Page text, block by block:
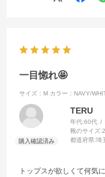
一目惚れ🤩
サイズ：M カラー：NAVY/
TERU
年代:60代
靴のサイズ:
都道府県:埼
トップスが欲しくて何気